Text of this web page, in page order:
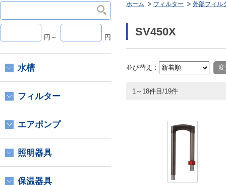
ホーム フィルター 外部フィル
SV450X
並び替え：
1～18件目/19件
円～ 円
水槽
フィルター
エアポンプ
照明器具
保温器具